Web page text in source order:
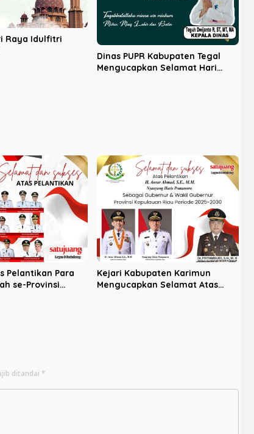
Raya Idulfitri
Dinas PUPR Kabupaten Tegal
Mengucapkan Selamat Hari
Pelantikan Para
se-Provinsi
Kejari Kabupaten Karimun
Mengucapkan Selamat Atas
ditandai *